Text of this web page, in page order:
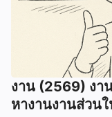
งาน (2569) งา
หางานงานส่วน